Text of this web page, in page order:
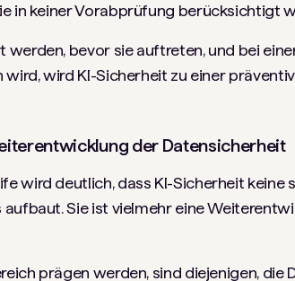
in keiner Vorabprüfung berücksichtigt
werden, bevor sie auftreten, und bei
wird KI-Sicherheit zu einer
der Datensicherheit
wird deutlich, dass KI-Sicherheit keine
aufbaut. Sie ist vielmehr eine
prägen werden, sind diejenigen, die